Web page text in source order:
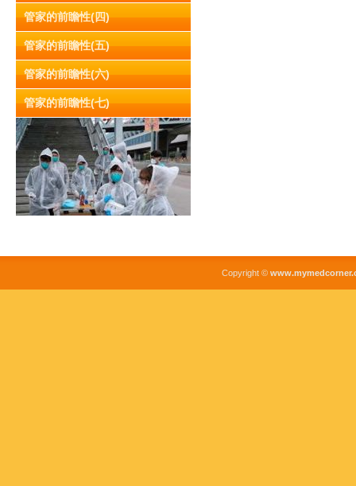
管家的前瞻性(四)
管家的前瞻性(五)
管家的前瞻性(六)
管家的前瞻性(七)
Copyright ©